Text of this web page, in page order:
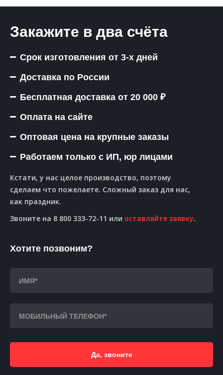
Закажите в два счёта
Срок изготовления от 3-х дней
Доставка по России
Бесплатная доставка от 20 000 ₽
Оплата на сайте
Оптовая цена на крупные заказы
Работаем только с ИП, юр лицами
Кстати, у нас целое производство, поэтому
сделаем что пожелаете. Сложный заказ для нас,
как праздник.
Звоните на 8 800 333-72-11 или оставляйте заявку.
Хотите позвоним?
Да, звоните